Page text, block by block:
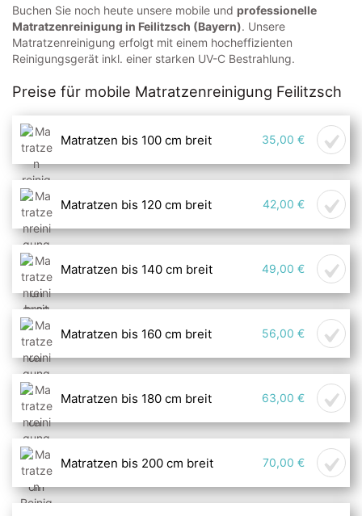
Buchen Sie noch heute unsere mobile und professionelle
Matratzenreinigung in Feilitzsch (Bayern). Unsere
Matratzenreinigung erfolgt mit einem hocheffizienten
Reinigungsgerät inkl. einer starken UV-C Bestrahlung.
Preise für mobile Matratzenreinigung Feilitzsch
Matratzen bis 100 cm breit 35,00 €
Matratzen bis 120 cm breit 42,00 €
Matratzen bis 140 cm breit 49,00 €
Matratzen bis 160 cm breit 56,00 €
Matratzen bis 180 cm breit 63,00 €
Matratzen bis 200 cm breit 70,00 €